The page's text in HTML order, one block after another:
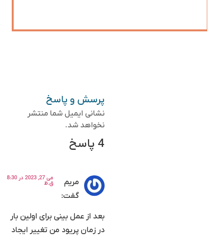
پرسش و پاسخ
نشانی ایمیل شما منتشر
نخواهد شد.
4 پاسخ
مریم
گفت:
می 27, 2023 در 8:30
ق.ظ
بعد از عمل بینی برای اولین بار
در زمان پریود من تغییر ایجاد